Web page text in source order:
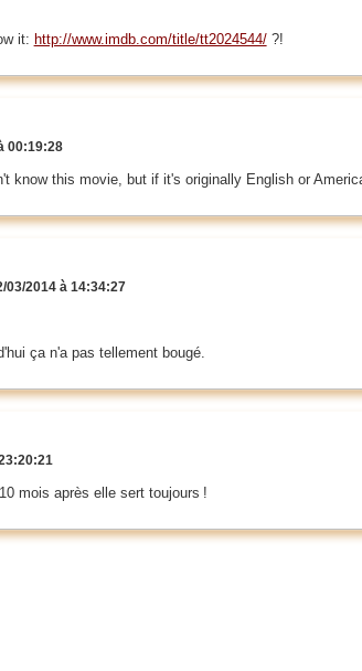
it: http://www.imdb.com/title/tt2024544/?!
00:19:28
know this movie, but if it's originally English or
03/2014 à 14:34:27
ça n'a pas tellement bougé.
mois après elle sert toujours !